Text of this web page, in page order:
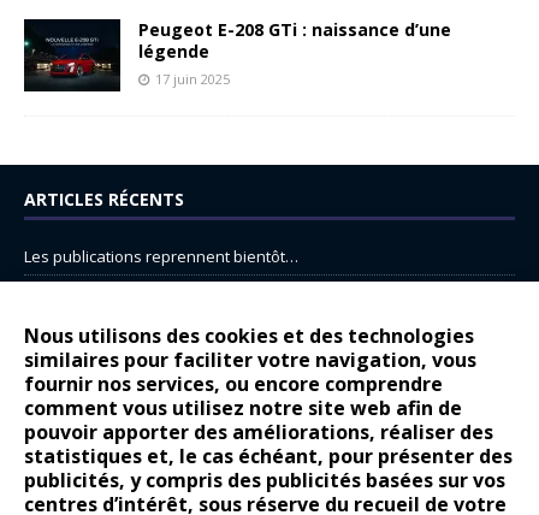
Nous utilisons des cookies et des technologies
similaires pour faciliter votre navigation, vous
fournir nos services, ou encore comprendre
comment vous utilisez notre site web afin de
pouvoir apporter des améliorations, réaliser des
statistiques et, le cas échéant, pour présenter des
publicités, y compris des publicités basées sur vos
centres d’intérêt, sous réserve du recueil de votre
Peugeot E-208 GTi : naissance d’une
légende
17 juin 2025
ARTICLES RÉCENTS
Les publications reprennent bientôt…
14 juillet : nouveau film de marque pour Citroën
Renault Espace : voyage, voyage…
Peugeot E-208 GTi : naissance d’une légende
COMMENTAIRES RÉCENTS